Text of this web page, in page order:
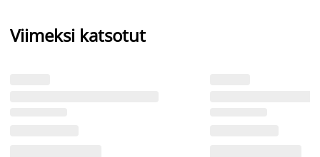
Viimeksi katsotut